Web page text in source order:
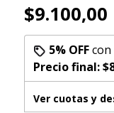
$9.100,00
5% OFFcon
Precio final:
Ver cuotas y